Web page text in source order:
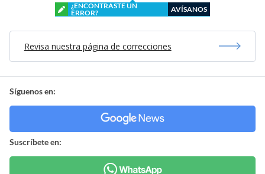
¿ENCONTRASTE UN
ERROR?
AVÍSANOS
Revisa nuestra página de correcciones
Síguenos en:
Suscríbete en: